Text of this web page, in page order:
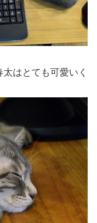
はとても可愛いく